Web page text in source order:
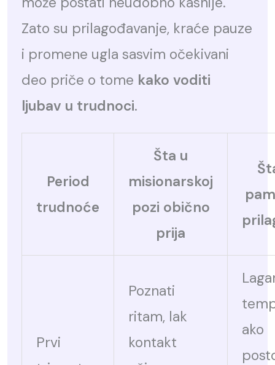
Zato su prilagođavanje, kraće pauze
i promene ugla sasvim očekivani
deo priče o tome kako voditi
ljubav u trudnoci.
Period
trudnoće
Šta u
misionarskoj
pozi obično
prija
Prvi
Poznati
ritam, lak
kontakt
ako